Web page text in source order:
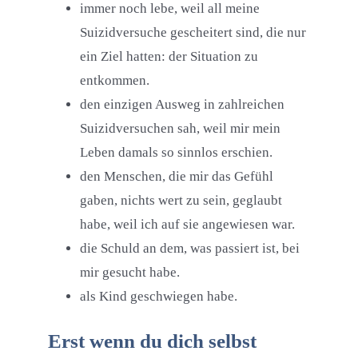
immer noch lebe, weil all meine
Suizidversuche gescheitert sind, die nur
ein Ziel hatten: der Situation zu
entkommen.
den einzigen Ausweg in zahlreichen
Suizidversuchen sah, weil mir mein
Leben damals so sinnlos erschien.
den Menschen, die mir das Gefühl
gaben, nichts wert zu sein, geglaubt
habe, weil ich auf sie angewiesen war.
die Schuld an dem, was passiert ist, bei
mir gesucht habe.
als Kind geschwiegen habe.
Erst wenn du dich selbst